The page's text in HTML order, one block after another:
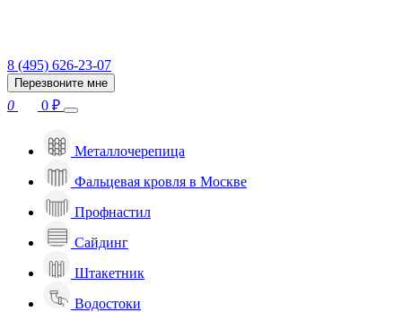
8 (495) 626-23-07
Перезвоните мне
0 0 ₽
Металлочерепица
Фальцевая кровля в Москве
Профнастил
Сайдинг
Штакетник
Водостоки